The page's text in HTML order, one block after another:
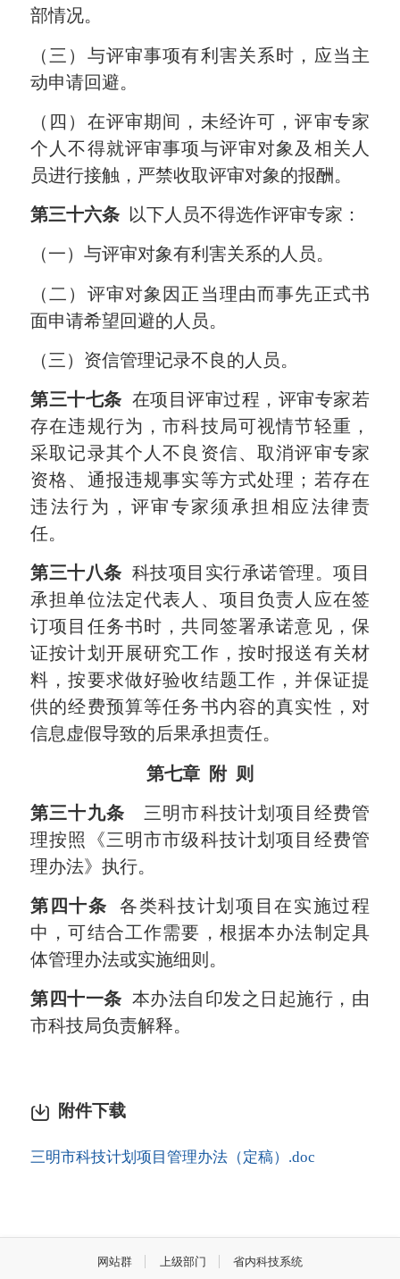
部情况。
（三）与评审事项有利害关系时，应当主
动申请回避。
（四）在评审期间，未经许可，评审专家
个人不得就评审事项与评审对象及相关人
员进行接触，严禁收取评审对象的报酬。
第三十六条 以下人员不得选作评审专家：
（一）与评审对象有利害关系的人员。
（二）评审对象因正当理由而事先正式书
面申请希望回避的人员。
（三）资信管理记录不良的人员。
第三十七条 在项目评审过程，评审专家若
存在违规行为，市科技局可视情节轻重，
采取记录其个人不良资信、取消评审专家
资格、通报违规事实等方式处理；若存在
违法行为，评审专家须承担相应法律责
任。
第三十八条 科技项目实行承诺管理。项目
承担单位法定代表人、项目负责人应在签
订项目任务书时，共同签署承诺意见，保
证按计划开展研究工作，按时报送有关材
料，按要求做好验收结题工作，并保证提
供的经费预算等任务书内容的真实性，对
信息虚假导致的后果承担责任。
第七章 附 则
第三十九条 三明市科技计划项目经费管
理按照《三明市市级科技计划项目经费管
理办法》执行。
第四十条
各类科技计划项目在实施过程
中，可结合工作需要，根据本办法制定具
体管理办法或实施细则。
第四十一条 本办法自印发之日起施行，由
市科技局负责解释。
附件下载
三明市科技计划项目管理办法（定稿）.doc
网站群 上级部门 省内科技系统